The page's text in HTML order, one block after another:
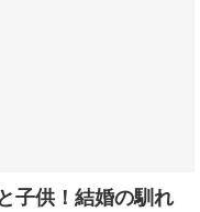
子供！結婚の馴れ